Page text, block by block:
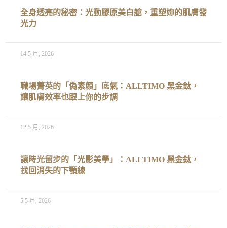
全身透亮的秘密：光動膠原美白艙，重塑妳的肌膚發
光力
14 5 月, 2026
職場菁英的「偽素顏」底氣：ALLTIMO 黑金鈦，
讓肌膚效率也跟上你的步調
12 5 月, 2026
讓時光留步的「光影美學」：ALLTIMO 黑金鈦，
找回消失的下顎線
5 5 月, 2026